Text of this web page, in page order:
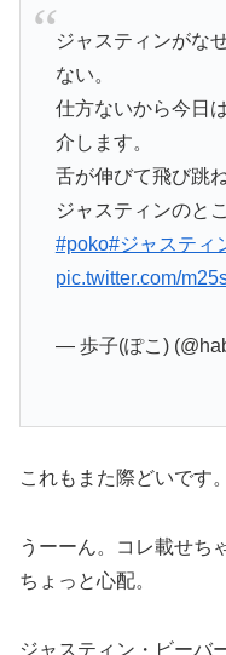
ジャスティンがな
ない。
仕方ないから今日
介します。
舌が伸びて飛び跳
ジャスティンのと
#poko#ジャスティ
pic.twitter.com/
— 歩子(ぽこ)
これもまた際どいです。
うーーん。コレ載せち
ちょっと心配。
ジャスティン・ビーバ